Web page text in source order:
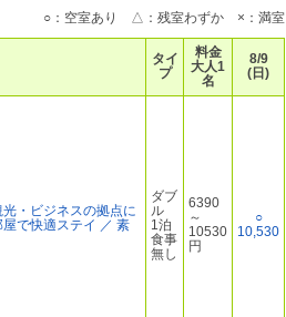
○：空室あり △：残室わずか ×：満室
タイ
プ
料金
大人1
名
8/9
(日)
光・ビジネスの拠点に
で快適ステイ ／ 素
ダブ
ル
1泊
食事
無し
6390
～
10530
円
○
10,530